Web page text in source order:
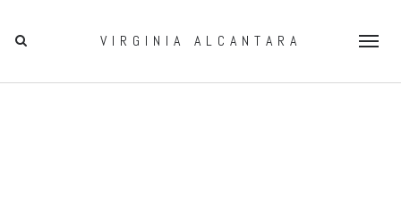
VIRGINIA ALCANTARA